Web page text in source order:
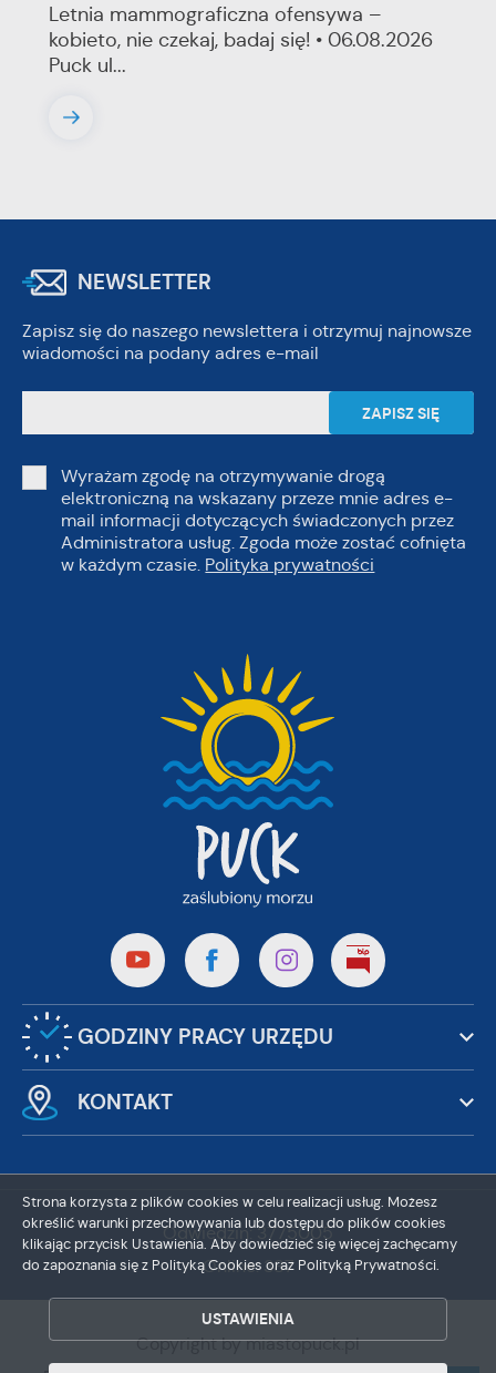
Letnia mammograficzna ofensywa –
kobieto, nie czekaj, badaj się! • 06.08.2026
Puck ul...
NEWSLETTER
Zapisz się do naszego newslettera i otrzymuj najnowsze
wiadomości na podany adres e-mail
Wyrażam zgodę na otrzymywanie drogą
elektroniczną na wskazany przeze mnie adres e-
mail informacji dotyczących świadczonych przez
Administratora usług. Zgoda może zostać cofnięta
w każdym czasie. Polityka prywatności
GODZINY PRACY URZĘDU
KONTAKT
Odwiedzin: 3775005
Online: 387
Copyright by miastopuck.pl
Strona korzysta z plików cookies w celu realizacji usług. Możesz
określić warunki przechowywania lub dostępu do plików cookies
klikając przycisk Ustawienia. Aby dowiedzieć się więcej zachęcamy
do zapoznania się z Polityką Cookies oraz Polityką Prywatności.
USTAWIENIA
ZEZWÓL NA WSZYSTKIE